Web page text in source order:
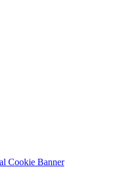
Cookie Banner